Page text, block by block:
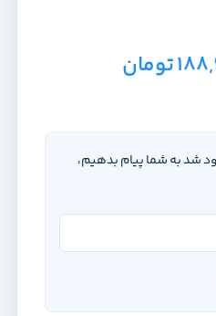
تومان
شد به شما پیام بدهیم،